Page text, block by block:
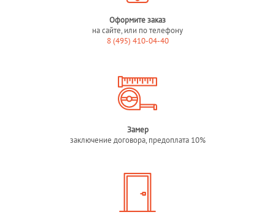
Оформите заказ
на сайте, или по телефону
8 (495) 410-04-40
Замер
заключение договора, предоплата 10%